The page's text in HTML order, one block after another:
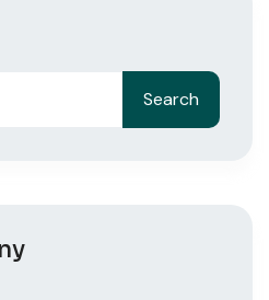
Search